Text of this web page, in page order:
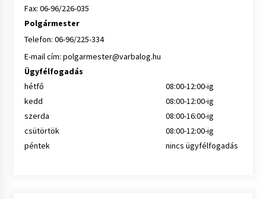
Fax: 06-96/226-035
Polgármester
Telefon: 06-96/225-334
E-mail cím: polgarmester@varbalog.hu
Ügyfélfogadás
hétfő
08:00-12:00-ig
kedd
08:00-12:00-ig
szerda
08:00-16:00-ig
csütörtök
08:00-12:00-ig
péntek
nincs ügyfélfogadás